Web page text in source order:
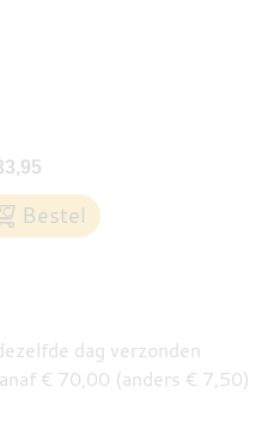
dag verzonden
€ 70,00 (anders € 7,50)